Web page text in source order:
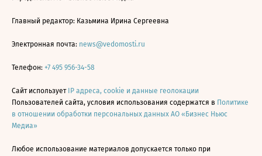
Главный редактор: Казьмина Ирина Сергеевна
Электронная почта: news@vedomosti.ru
Телефон: +7 495 956-34-58
Сайт использует IP адреса, cookie и данные геолокации
Пользователей сайта, условия использования содержатся в Политике
в отношении обработки персональных данных АО «Бизнес Ньюс
Медиа»
Любое использование материалов допускается только при